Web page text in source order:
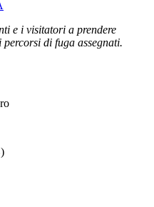
e i visitatori a prendere
di fuga assegnati.